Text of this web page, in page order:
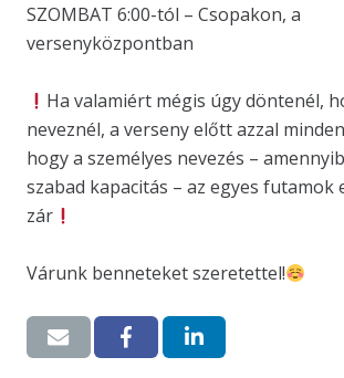
SZOMBAT 6:00-tól – Csopakon, a
versenyközpontban
Ha valamiért mégis úgy döntenél,
neveznél, a verseny előtt azzal
hogy a személyes nevezés –
szabad kapacitás – az egyes futamok
zár
Várunk benneteket szeretettel!